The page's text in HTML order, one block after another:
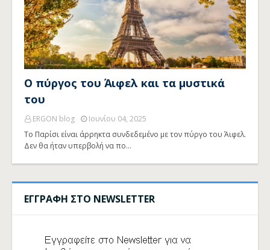
Ο πύργος του Άιφελ και τα μυστικά
του
ERGON blog
Ιουνίου 04, 2025
Το Παρίσι είναι άρρηκτα συνδεδεμένο με τον πύργο του Άιφελ.
Δεν θα ήταν υπερβολή να πο…
ΕΓΓΡΑΦΗ ΣΤΟ NEWSLETTER